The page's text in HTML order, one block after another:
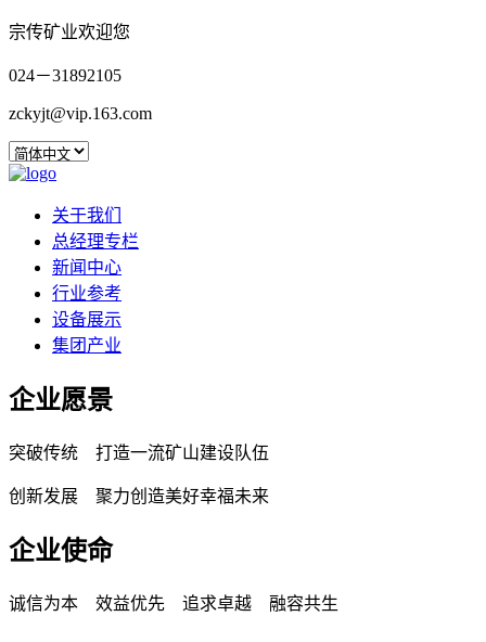
宗传矿业欢迎您
024－31892105
zckyjt@vip.163.com
关于我们
总经理专栏
新闻中心
行业参考
设备展示
集团产业
企业愿景
突破传统 打造一流矿山建设队伍
创新发展 聚力创造美好幸福未来
企业使命
诚信为本 效益优先 追求卓越 融容共生